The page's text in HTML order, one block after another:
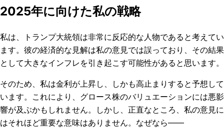
2025年に向けた私の戦略
私は、トランプ大統領は非常に反応的な人物であると考えてい
ます。彼の経済的な見解は私の意見では誤っており、その結果
として大きなインフレを引き起こす可能性があると思います。
そのため、私は金利が上昇し、しかも高止まりすると予想して
います。これにより、グロース株のバリュエーションには悪影
響が及ぶかもしれません。しかし、正直なところ、私の意見に
はそれほど重要な意味はありません。なぜなら――